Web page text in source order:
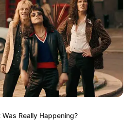
Really Happening?